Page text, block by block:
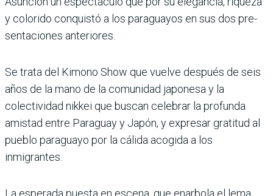
y colorido conquistó a los paraguayos en sus dos pre­
sentaciones anteriores.
Se trata del Kimono Show que vuelve después de seis
años de la mano de la comunidad japonesa y la
colectividad nikkei que buscan celebrar la profunda
amistad entre Paraguay y Japón, y expre­sar gratitud al
pueblo para­guayo por la cálida acogida a los
inmigrantes.
La esperada puesta en escena, que enarbola el lema